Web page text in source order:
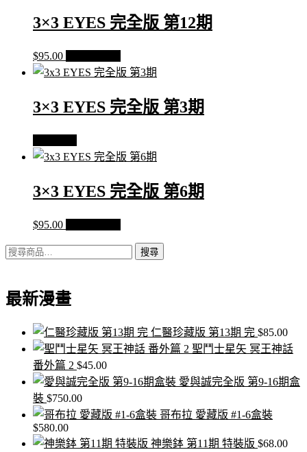
3×3 EYES 完全版 第12期
$95.00
3×3 EYES 完全版 第3期
3×3 EYES 完全版 第6期
$95.00
搜
鍵
搜尋
最新漫畫
仁醫珍藏版 第13期 完 $85.00
聖鬥士星矢 冥王神話
番外篇 2 $45.00
愛與誠完全版 第9-16期盒
裝 $750.00
哥布拉 愛藏版 #1-6盒裝
$580.00
神樂鉢 第11期 特裝版 $68.00